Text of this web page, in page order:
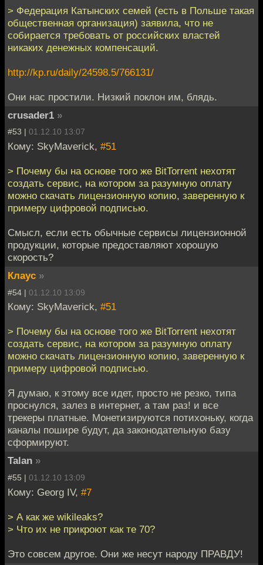
> Федерация Катынских семей (есть в Польше такая
общественная организация) заявила, что не
собирается требовать от российских властей
никаких денежных компенсаций.
http://kp.ru/daily/24598.5/766131/
Они нас простили. Низкий поклон им, блядь.
crusader1 »
#53 | 01.12.10 13:07
Кому: SkyMaverick, #51
> Почему бы на основе того же BitTorrent нехотят
создать сервис, на котором за разумную оплату
можно скачать лицензионную копию, заверенную к
примеру цифровой подписью.
Смысл, если есть обычные сервисы лицензионной
продукции, которые предоставляют хорошую
скорость?
Клаус »
#54 | 01.12.10 13:09
Кому: SkyMaverick, #51
> Почему бы на основе того же BitTorrent нехотят
создать сервис, на котором за разумную оплату
можно скачать лицензионную копию, заверенную к
примеру цифровой подписью.
Я думаю, к этому все идет, просто не резко, типа
проснулся, залез в интернет, а там раз! и все
трекеры платные. Монетизируются потихоньку, когда
каналы пошире будут, да законодательную базу
сформируют.
Talan »
#55 | 01.12.10 13:09
Кому: Georg IV, #7
> А как же wikileaks?
> Что их не прикроют как те 70?
Это совсем другое. Они же несут народу ПРАВДУ!